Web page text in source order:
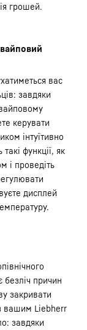
грошей.
вас
завдяки
керувати
інтуїтивно
функції, як
і проведіть
дисплей
причин
закривати
вашим Liebherr
завдяки